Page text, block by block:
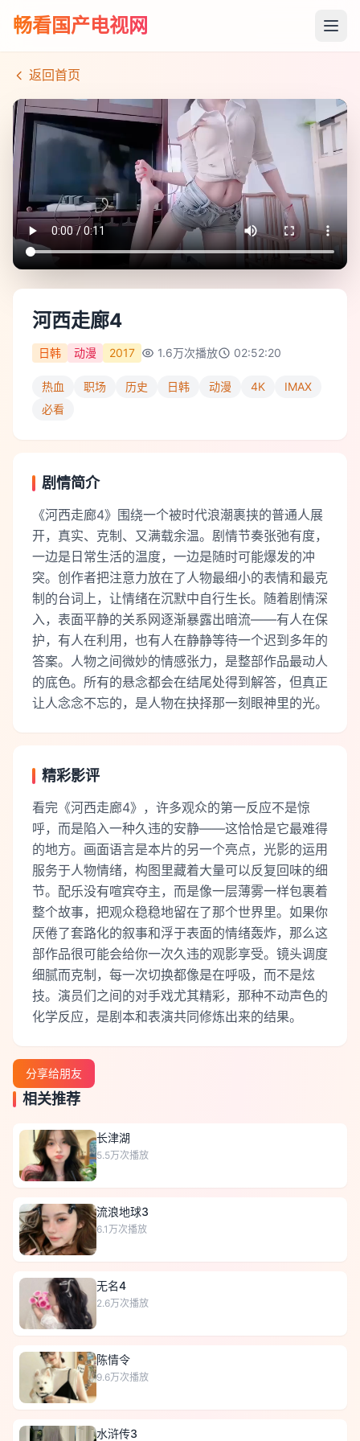
畅看国产电视网
返回首页
河西走廊4
日韩 动漫 2017 1.6万次播放 02:52:20
热血 职场 历史 日韩 动漫 4K
IMAX
必看
剧情简介
《河西走廊4》围绕一个被时代浪潮裹挟的普通人展
开，真实、克制、又满载余温。剧情节奏张弛有度，
一边是日常生活的温度，一边是随时可能爆发的冲
突。创作者把注意力放在了人物最细小的表情和最克
制的台词上，让情绪在沉默中自行生长。随着剧情深
入，表面平静的关系网逐渐暴露出暗流——有人在保
护，有人在利用，也有人在静静等待一个迟到多年的
答案。人物之间微妙的情感张力，是整部作品最动人
的底色。所有的悬念都会在结尾处得到解答，但真正
让人念念不忘的，是人物在抉择那一刻眼神里的光。
精彩影评
看完《河西走廊4》，许多观众的第一反应不是惊
呼，而是陷入一种久违的安静——这恰恰是它最难得
的地方。画面语言是本片的另一个亮点，光影的运用
服务于人物情绪，构图里藏着大量可以反复回味的细
节。配乐没有喧宾夺主，而是像一层薄雾一样包裹着
整个故事，把观众稳稳地留在了那个世界里。如果你
厌倦了套路化的叙事和浮于表面的情绪轰炸，那么这
部作品很可能会给你一次久违的观影享受。镜头调度
细腻而克制，每一次切换都像是在呼吸，而不是炫
技。演员们之间的对手戏尤其精彩，那种不动声色的
化学反应，是剧本和表演共同修炼出来的结果。
分享给朋友
相关推荐
长津湖
5.5万次播放
流浪地球3
6.1万次播放
无名4
2.6万次播放
陈情令
9.6万次播放
水浒传3